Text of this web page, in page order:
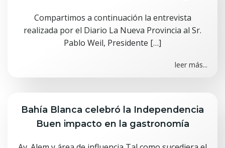
Compartimos a continuación la entrevista
realizada por el Diario La Nueva Provincia al Sr.
Pablo Weil, Presidente […]
leer más...
Bahía Blanca celebró la Independencia
Buen impacto en la gastronomía